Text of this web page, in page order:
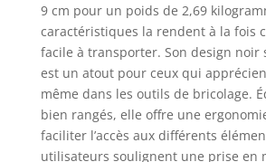
9 cm pour un poids de 2,69
caractéristiques la rendent à la fois
facile à transporter. Son design noir
est un atout pour ceux qui
même dans les outils de bricolage.
bien rangés, elle offre une
faciliter l’accès aux différents
utilisateurs soulignent une prise en